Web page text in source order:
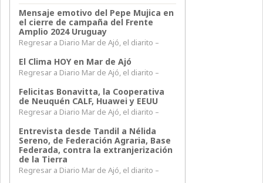
Mensaje emotivo del Pepe Mujica en
el cierre de campaña del Frente
Amplio 2024 Uruguay
Regresar a Diario Mar de Ajó, el diarito –
El Clima HOY en Mar de Ajó
Regresar a Diario Mar de Ajó, el diarito –
Felicitas Bonavitta, la Cooperativa
de Neuquén CALF, Huawei y EEUU
Regresar a Diario Mar de Ajó, el diarito –
Entrevista desde Tandil a Nélida
Sereno, de Federación Agraria, Base
Federada, contra la extranjerización
de la Tierra
Regresar a Diario Mar de Ajó, el diarito –